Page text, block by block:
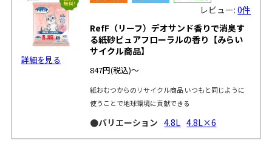
詳細を見る
レビュー:0件
RefF（リーフ）デオサンド香りで消臭す
る紙砂ピュアフローラルの香り【みらい
サイクル商品】
847円(税込)～
紙おむつからのリサイクル商品 いつもと同じように
使うことで地球環境に貢献できる
●バリエーション 4.8L 4.8L×6